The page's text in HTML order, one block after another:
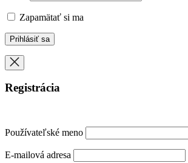
Zapamätať si ma
Registrácia
Používateľské meno
E-mailová adresa